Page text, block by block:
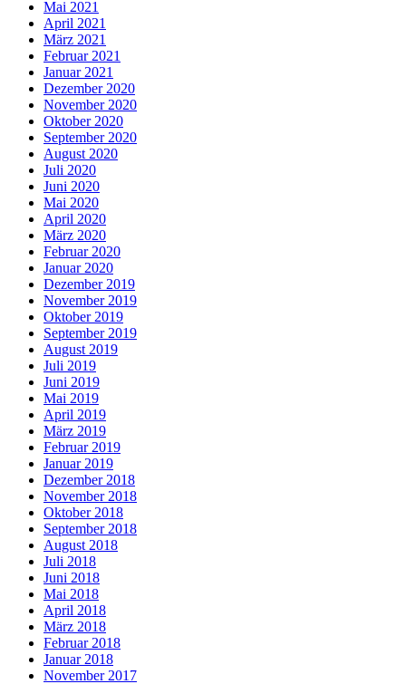
Mai 2021
April 2021
März 2021
Februar 2021
Januar 2021
Dezember 2020
November 2020
Oktober 2020
September 2020
August 2020
Juli 2020
Juni 2020
Mai 2020
April 2020
März 2020
Februar 2020
Januar 2020
Dezember 2019
November 2019
Oktober 2019
September 2019
August 2019
Juli 2019
Juni 2019
Mai 2019
April 2019
März 2019
Februar 2019
Januar 2019
Dezember 2018
November 2018
Oktober 2018
September 2018
August 2018
Juli 2018
Juni 2018
Mai 2018
April 2018
März 2018
Februar 2018
Januar 2018
November 2017